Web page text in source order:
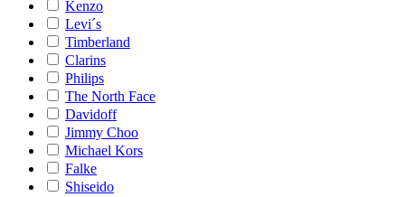
Kenzo
Levi´s
Timberland
Clarins
Philips
The North Face
Davidoff
Jimmy Choo
Michael Kors
Falke
Shiseido